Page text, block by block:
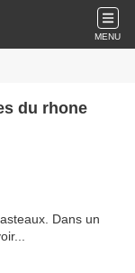
MENU
du rhone
Dans un